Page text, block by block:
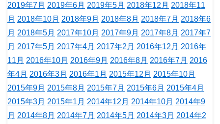
2019年7月 2019年6月 2019年5月 2018年12月 2018年11
月 2018年10月 2018年9月 2018年8月 2018年7月 2018年6
月 2018年5月 2017年10月 2017年9月 2017年8月 2017年7
月 2017年5月 2017年4月 2017年2月 2016年12月 2016年
11月 2016年10月 2016年9月 2016年8月 2016年7月 2016
年4月 2016年3月 2016年1月 2015年12月 2015年10月
2015年9月 2015年8月 2015年7月 2015年6月 2015年4月
2015年3月 2015年1月 2014年12月 2014年10月 2014年9
月 2014年8月 2014年7月 2014年5月 2014年3月 2014年2